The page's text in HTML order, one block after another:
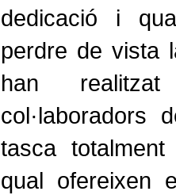
dedicació i
perdre de vista
han
col·laboradors
tasca
qual ofereixen